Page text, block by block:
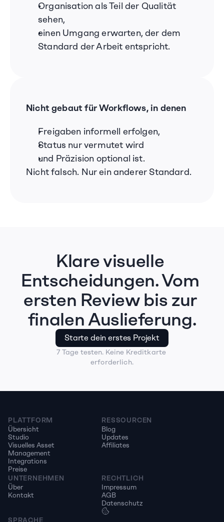
Organisation als Teil der Qualität
sehen,
einen Umgang erwarten, der dem
Standard der Arbeit entspricht.
Nicht gebaut für Workflows, in denen
Freigaben informell erfolgen,
Status nur vermutet wird
und Präzision optional ist.
Nicht falsch. Nur ein anderer Standard.
Klare visuelle
Entscheidungen. Vom
ersten Review bis zur
finalen Auslieferung.
Starte dein erstes Projekt
7 Tage testen. Keine Kreditkarte
erforderlich.
PLATTFORM
Übersicht
Studio
Visuelles Asset
Management
Integrations
Preise
RESSOURCEN
Blog
Updates
Affiliates
UNTERNEHMEN
Über
Kontakt
RECHTLICH
Impressum
AGB
Datenschutz
SPRACHE